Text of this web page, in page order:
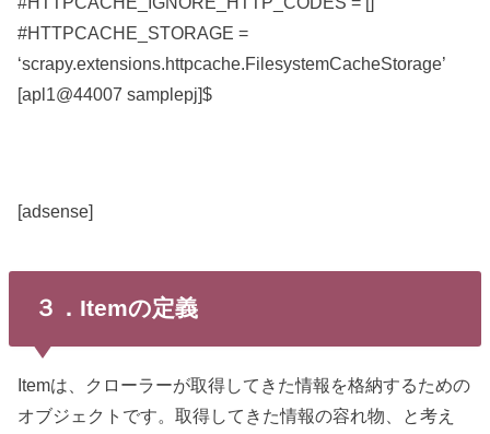
#HTTPCACHE_STORAGE =
‘scrapy.extensions.httpcache.FilesystemCacheStorage’
[apl1@44007 samplepj]$
[adsense]
３．Itemの定義
Itemは、クローラーが取得してきた情報を格納するための
オブジェクトです。取得してきた情報の容れ物、と考え